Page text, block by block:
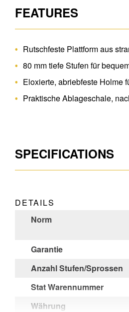
FEATURES
Rutschfeste Plattform aus
80 mm tiefe Stufen für
Eloxierte, abriebfeste Holme
Praktische Ablageschale,
SPECIFICATIONS
DETAILS
Norm
Garantie
Anzahl Stufen/Sprossen
Stat Warennummer
Währung